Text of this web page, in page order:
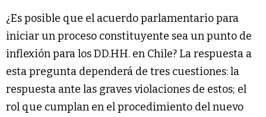
¿Es posible que el acuerdo parlamentario para
iniciar un proceso constituyente sea un punto de
inflexión para los DD.HH. en Chile? La respuesta a
esta pregunta dependerá de tres cuestiones: la
respuesta ante las graves violaciones de estos; el
rol que cumplan en el procedimiento del nuevo